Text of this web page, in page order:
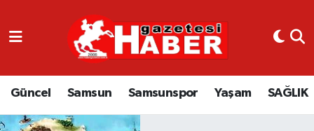
Güncel Samsun Samsunspor Yaşam SAĞLIK
GÜNCEL
SAMSUN
SAMSUNSPOR